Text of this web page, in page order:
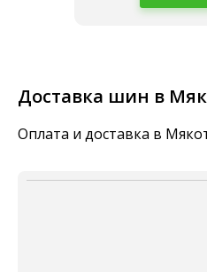
Доставка шин в
Оплата и доставка в